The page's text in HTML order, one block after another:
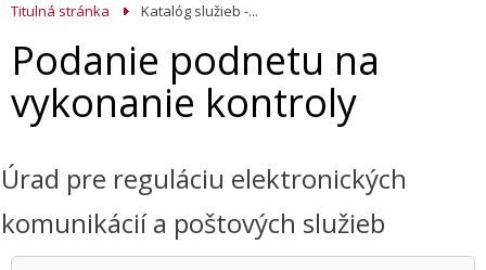
Titulná stránka Katalóg služieb -...
Podanie podnetu na
vykonanie kontroly
Úrad pre reguláciu elektronických
komunikácií a poštových služieb